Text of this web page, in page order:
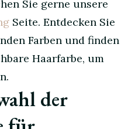
Sie gerne unsere
Seite. Entdecken Sie
Farben und finden
Haarfarbe, um
der